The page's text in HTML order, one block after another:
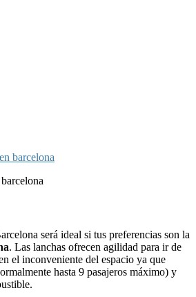
será ideal si tus preferencias son la
. Las lanchas ofrecen agilidad para ir de
el inconveniente del espacio ya que
hasta 9 pasajeros máximo) y